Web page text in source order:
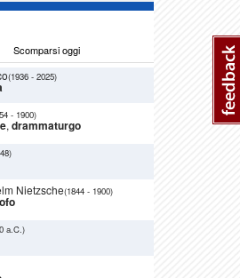
Scomparsi oggi
(1936 - 2025)
- 1900)
, drammaturgo
Nietzsche(1844 - 1900)
a.C.)